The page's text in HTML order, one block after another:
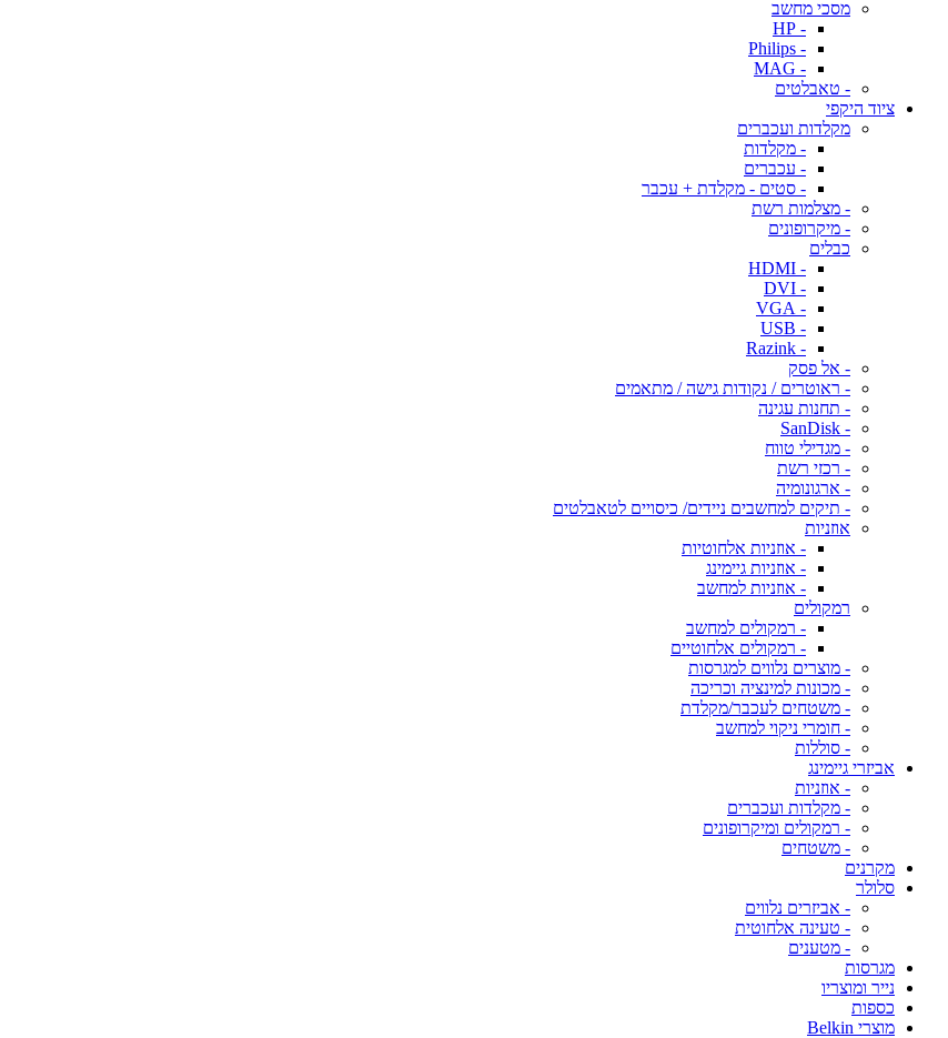
מסכי מחשב
- HP
- Philips
- MAG
- טאבלטים
ציוד היקפי
מקלדות ועכברים
- מקלדות
- עכברים
- סטים - מקלדת + עכבר
- מצלמות רשת
- מיקרופונים
כבלים
- HDMI
- DVI
- VGA
- USB
- Razink
- אל פסק
- ראוטרים / נקודות גישה / מתאמים
- תחנות עגינה
- SanDisk
- מגדילי טווח
- רכזי רשת
- ארגונומיה
- תיקים למחשבים ניידים/ כיסויים לטאבלטים
אוזניות
- אוזניות אלחוטיות
- אוזניות גיימינג
- אוזניות למחשב
רמקולים
- רמקולים למחשב
- רמקולים אלחוטיים
- מוצרים נלווים למגרסות
- מכונות למינציה וכריכה
- משטחים לעכבר/מקלדת
- חומרי ניקוי למחשב
- סוללות
אביזרי גיימינג
- אוזניות
- מקלדות ועכברים
- רמקולים ומיקרופונים
- משטחים
מקרנים
סלולר
- אביזרים נלווים
- טעינה אלחוטית
- מטענים
מגרסות
נייר ומוצריו
כספות
מוצרי Belkin